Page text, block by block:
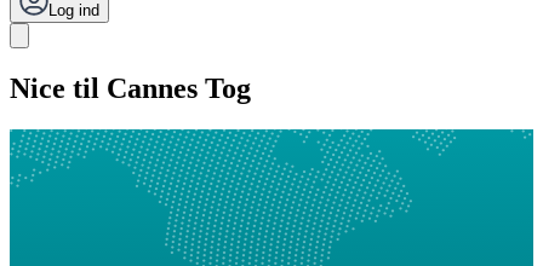
Log ind
Nice til Cannes Tog